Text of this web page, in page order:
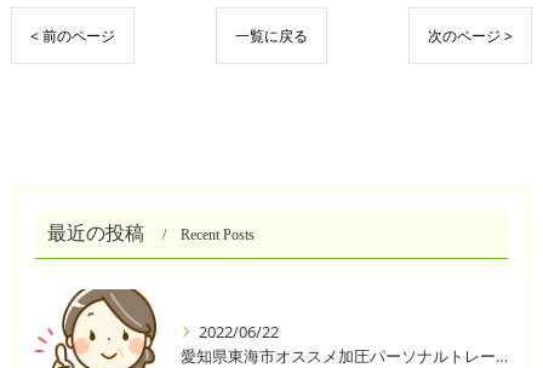
< 前のページ 一覧に戻る 次のページ >
最近の投稿 Recent Posts
2022/06/22
愛知県東海市オススメ加圧パーソナルトレーニングジム One❣️